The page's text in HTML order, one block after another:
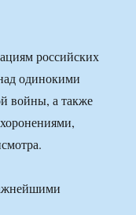
российских
одинокими
войны, а также